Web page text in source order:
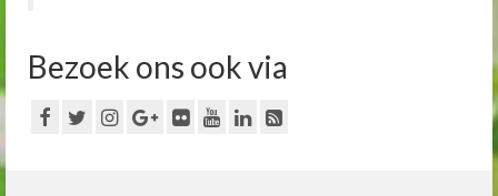
Bezoek ons ook via